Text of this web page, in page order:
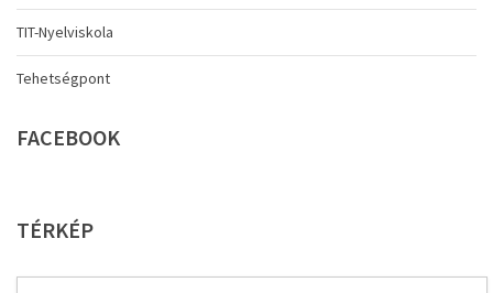
TIT-Nyelviskola
Tehetségpont
FACEBOOK
TÉRKÉP